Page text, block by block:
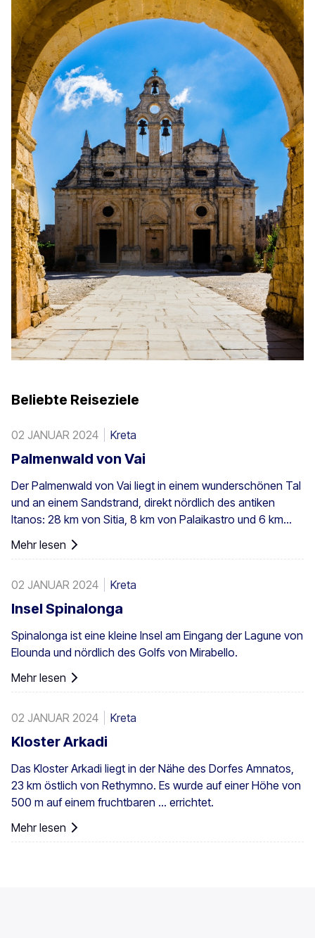
Beliebte Reiseziele
02 JANUAR 2024 Kreta
Palmenwald von Vai
Der Palmenwald von Vai liegt in einem wunderschönen Tal
und an einem Sandstrand, direkt nördlich des antiken
Itanos: 28 km von Sitia, 8 km von Palaikastro und 6 km
von Toplou über die jeweiligen Straßen entfernt. Mit einer
Fläche von 200 Stremmata (50 Acres) besteht er aus den
Kolonie nicht nur in Griechenland, sondern in ganz Europa.
Ein ausreichend großer Bestand existiert auch in Preveli,
mit kleineren Gruppen an anderen Orten, z. B. in Agios
Nikitas. Die Palme kommt außerdem vereinzelt auf den
südwestlichen Ägäisinseln, auf Zypern und in der Türkei
vor.
Mehr lesen
02 JANUAR 2024 Kreta
Insel Spinalonga
Spinalonga ist eine kleine Insel am Eingang der Lagune von
Elounda und nördlich des Golfs von Mirabello.
Mehr lesen
02 JANUAR 2024 Kreta
Kloster Arkadi
Das Kloster Arkadi liegt in der Nähe des Dorfes Amnatos,
23 km östlich von Rethymno. Es wurde auf einer Höhe von
500 m auf einem fruchtbaren ... errichtet.
Mehr lesen